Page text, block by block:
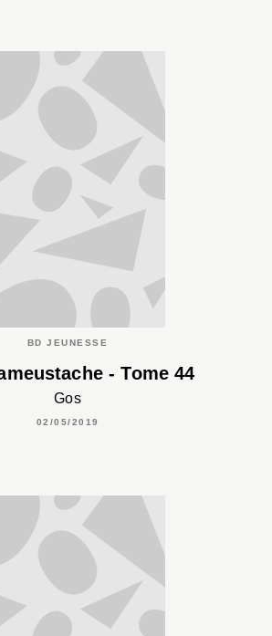
BD JEUNESSE
- Tome 44
Gos
02/05/2019